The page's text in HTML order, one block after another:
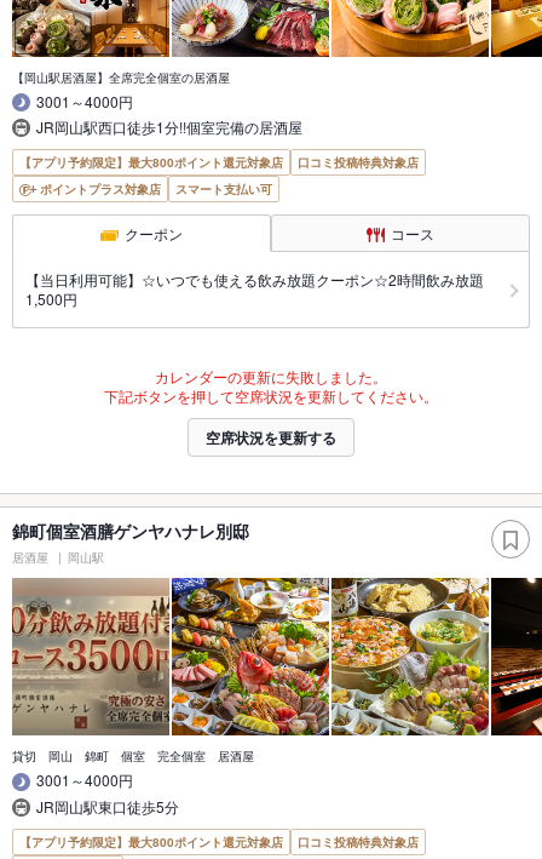
【岡山駅居酒屋】全席完全個室の居酒屋
3001～4000円
JR岡山駅西口徒歩1分!!個室完備の居酒屋
【アプリ予約限定】最大800ポイント還元対象店
口コミ投稿特典対象店
ポイントプラス対象店
スマート支払い可
クーポン コース
【当日利用可能】☆いつでも使える飲み放題クーポン☆2時間飲み放題
1,500円
カレンダーの更新に失敗しました。
下記ボタンを押して空席状況を更新してください。
空席状況を更新する
錦町個室酒膳ゲンヤハナレ別邸
居酒屋 岡山駅
貸切 岡山 錦町 個室 完全個室 居酒屋
3001～4000円
JR岡山駅東口徒歩5分
【アプリ予約限定】最大800ポイント還元対象店
口コミ投稿特典対象店